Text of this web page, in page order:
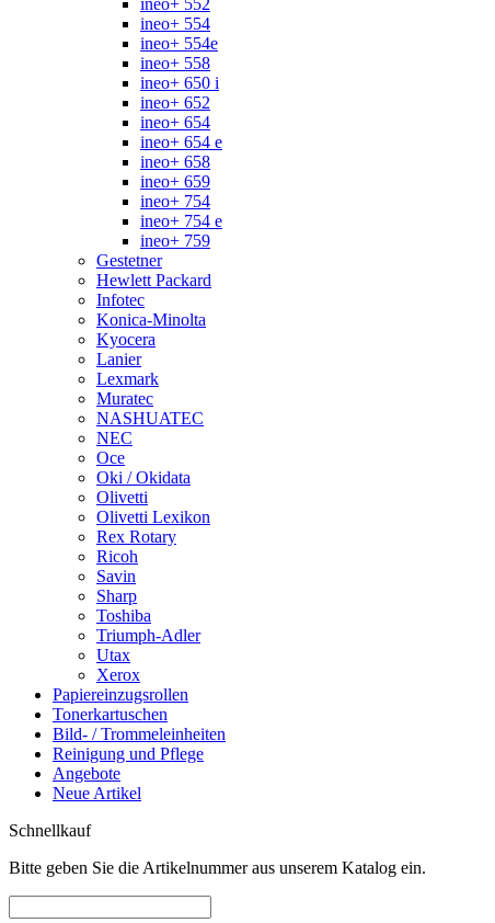
ineo+ 554
ineo+ 554e
ineo+ 558
ineo+ 650 i
ineo+ 652
ineo+ 654
ineo+ 654 e
ineo+ 658
ineo+ 659
ineo+ 754
ineo+ 754 e
ineo+ 759
Gestetner
Hewlett Packard
Infotec
Konica-Minolta
Kyocera
Lanier
Lexmark
Muratec
NASHUATEC
NEC
Oce
Oki / Okidata
Olivetti
Olivetti Lexikon
Rex Rotary
Ricoh
Savin
Sharp
Toshiba
Triumph-Adler
Utax
Xerox
Papiereinzugsrollen
Tonerkartuschen
Bild- / Trommeleinheiten
Reinigung und Pflege
Angebote
Neue Artikel
Schnellkauf
Bitte geben Sie die Artikelnummer aus unserem Katalog ein.